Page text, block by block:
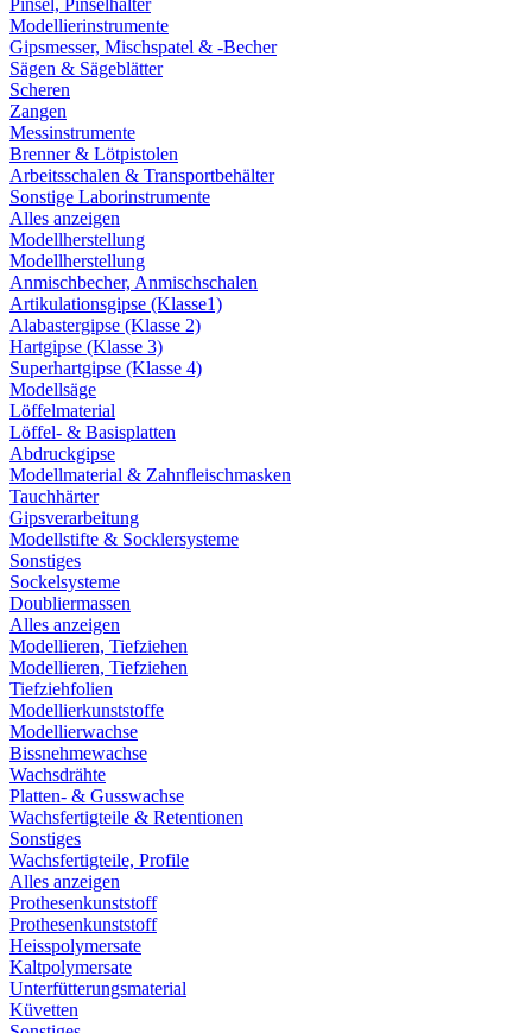
Pinsel, Pinselhalter
Modellierinstrumente
Gipsmesser, Mischspatel & -Becher
Sägen & Sägeblätter
Scheren
Zangen
Messinstrumente
Brenner & Lötpistolen
Arbeitsschalen & Transportbehälter
Sonstige Laborinstrumente
Alles anzeigen
Modellherstellung
Modellherstellung
Anmischbecher, Anmischschalen
Artikulationsgipse (Klasse1)
Alabastergipse (Klasse 2)
Hartgipse (Klasse 3)
Superhartgipse (Klasse 4)
Modellsäge
Löffelmaterial
Löffel- & Basisplatten
Abdruckgipse
Modellmaterial & Zahnfleischmasken
Tauchhärter
Gipsverarbeitung
Modellstifte & Socklersysteme
Sonstiges
Sockelsysteme
Doubliermassen
Alles anzeigen
Modellieren, Tiefziehen
Modellieren, Tiefziehen
Tiefziehfolien
Modellierkunststoffe
Modellierwachse
Bissnehmewachse
Wachsdrähte
Platten- & Gusswachse
Wachsfertigteile & Retentionen
Sonstiges
Wachsfertigteile, Profile
Alles anzeigen
Prothesenkunststoff
Prothesenkunststoff
Heisspolymersate
Kaltpolymersate
Unterfütterungsmaterial
Küvetten